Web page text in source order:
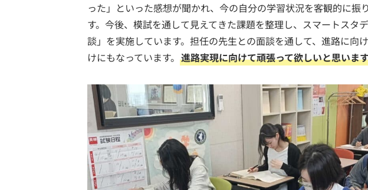
った」といった感想が聞かれ、今の自分の学習状況を客観的に振
す。今後、模試を通して見えてきた課題を整理し、スマートスタ
談」を実施しています。担任の先生との面談を通して、進路に向
けにもなっています。 進路実現に向けて頑張って欲しいと思いま